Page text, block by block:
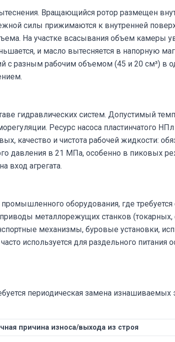
Вращающийся ротор размещен
силы прижимаются к внутренней
На участке всасывания объем камеры
и масло вытесняется в напорную
с разным рабочим объемом (45 и 20 см³) в
гидравлических систем. Допустимый
Ресурс насоса пластинчатого
качество и чистота рабочей жидкости:
давления в 21 МПа, особенно в пиковых
вход агрегата.
оборудования, где требуется
металлорежущих станков
механизмы, буровые установки,
используется для раздельного питания
периодическая замена
причина износа/выхода из строя